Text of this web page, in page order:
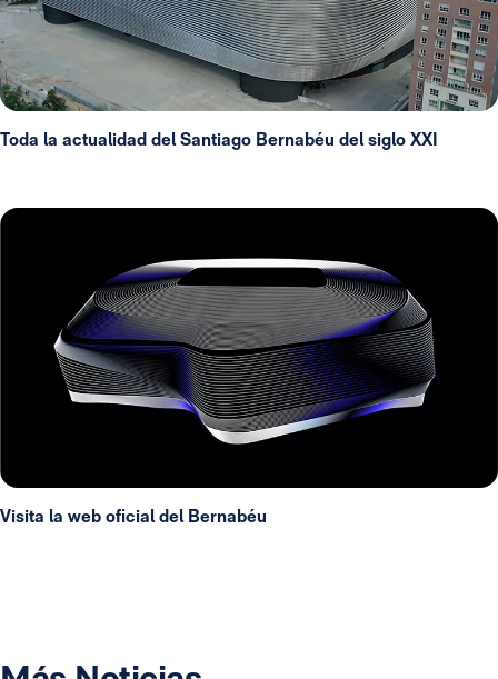
Toda la actualidad del Santiago Bernabéu del siglo XXI
Visita la web oficial del Bernabéu